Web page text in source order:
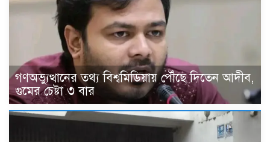
গণঅভ্যুত্থানের তথ্য বিশ্বমিডিয়ায় পৌঁছে দিতেন আদীব,
গুমের চেষ্টা ৩ বার